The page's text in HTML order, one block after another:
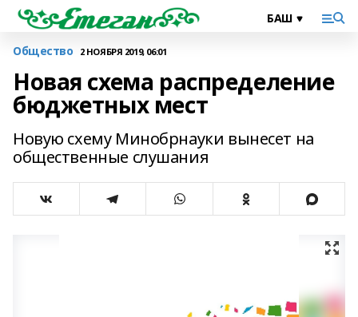
Общество 2 НОЯБРЯ 2019, 06:01
Новая схема распределение
бюджетных мест
Новую схему Минобрнауки вынесет на
общественные слушания